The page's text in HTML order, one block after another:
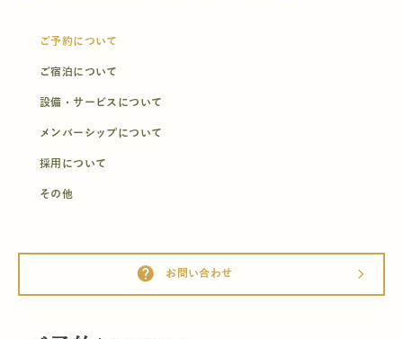
ご予約について
ご宿泊について
設備・サービスについて
メンバーシップについて
採用について
その他
help お問い合わせ arrow_forward_ios